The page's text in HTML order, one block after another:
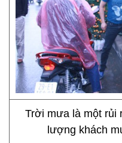
Trời mưa là một rủi
lượng khách